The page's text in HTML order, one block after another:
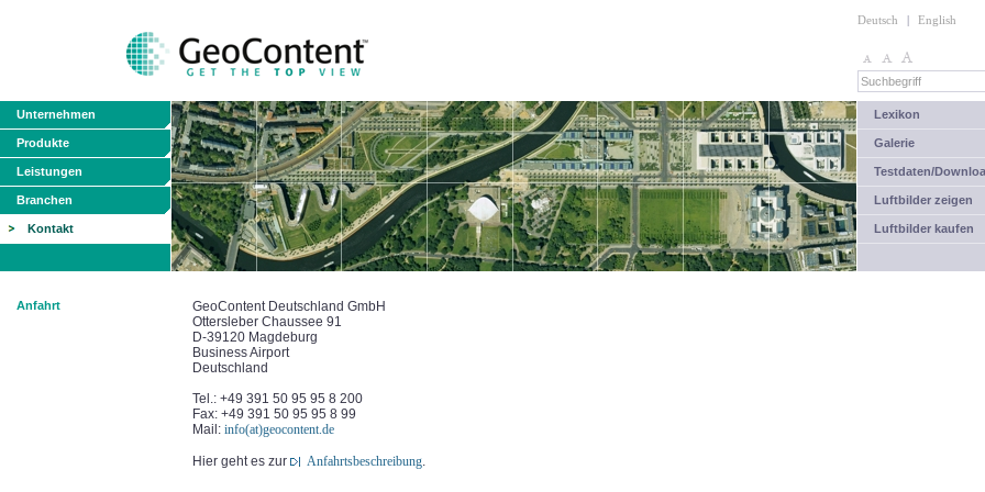
Deutsch | English
Unternehmen
Produkte
Leistungen
Branchen
Kontakt
Lexikon
Galerie
Testdaten/
Luftbilder zeigen
Luftbilder kaufen
Anfahrt
GeoContent Deutschland GmbH
Ottersleber Chaussee 91
D-39120 Magdeburg
Business Airport
Deutschland
Tel.: +49 391 50 95 95 8 200
Fax: +49 391 50 95 95 8 99
Mail: info(at)geocontent.de
Hier geht es zur Anfahrtsbeschreibung.